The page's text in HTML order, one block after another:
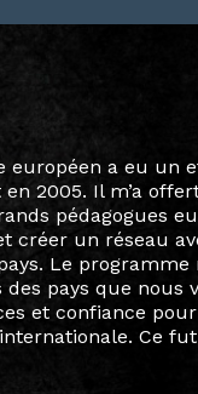
voulu que ma vie
liées.
j’ai intégré un
s’est étendu bien
j’invitais mes
City à Pékin,
et Varsovie,
connecter des